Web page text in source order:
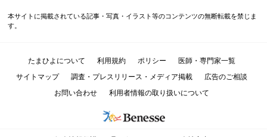
本サイトに掲載されている記事・写真・イラスト等のコンテンツの無断転載を禁じま
す。
たまひよについて 利用規約 ポリシー
医師・専門家一覧
サイトマップ
調査・プレスリリース・メディア掲載
広告のご相談
お問い合わせ
利用者情報の取り扱いについて